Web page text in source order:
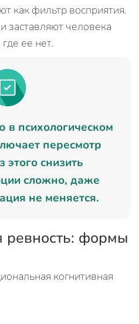
как фильтр восприятия.
заставляют человека
ее нет.
в психологическом
пересмотр
этого снизить
сложно, даже
не меняется.
ревность: формы